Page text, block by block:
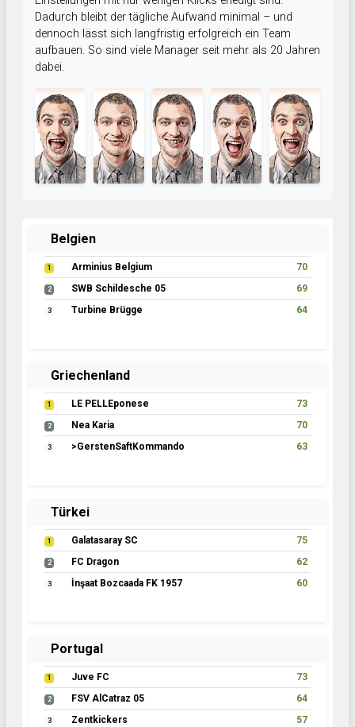
Dadurch bleibt der tägliche Aufwand minimal – und
dennoch lässt sich langfristig erfolgreich ein Team
aufbauen. So sind viele Manager seit mehr als 20 Jahren
dabei.
Belgien
1 Arminius Belgium 70
2 SWB Schildesche 05 69
3 Turbine Brügge 64
Griechenland
1 LE PELLEponese 73
2 Nea Karia 70
3 >GerstenSaftKommando 63
Türkei
1 Galatasaray SC 75
2 FC Dragon 62
3 İnşaat Bozcaada FK 1957 60
Portugal
1 Juve FC 73
2 FSV AlCatraz 05 64
3 Zentkickers 57